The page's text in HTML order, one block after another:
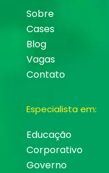
Sobre
Cases
Blog
Vagas
Contato
Especialista em:
Educação
Corporativo
Governo